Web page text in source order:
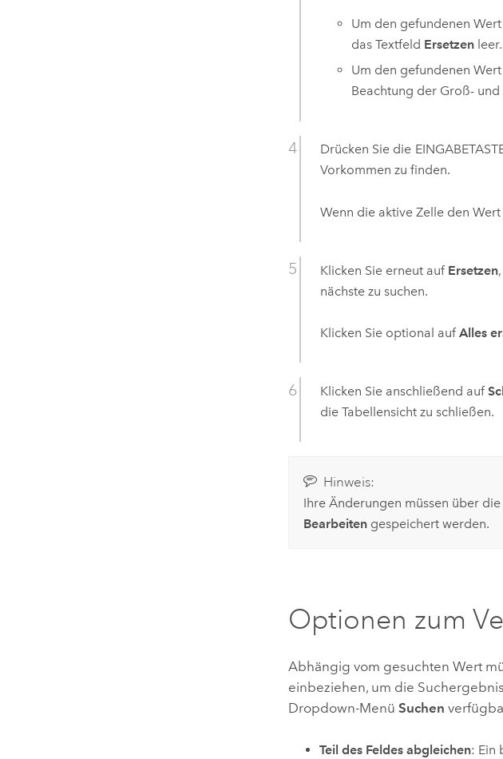
Um den gefundenen
das Textfeld Ersetzenleer.
Um den gefundenen
Beachtung der Groß-
Drücken Sie die
Vorkommen zu finden.
Wenn die aktive Zelle den
Klicken Sie erneut auf Ersetzen
nächste zu suchen.
Klicken Sie optional aufAlles
Klicken Sie anschließend auf
die Tabellensicht zu schließen.
Hinweis:
Ihre Änderungen müssen über
Bearbeitengespeichert werden.
Optionen zum
Abhängig vom gesuchten Wert
einbeziehen, um die
Dropdown-MenüSuchen
Teil des Feldes abgleichen: Ein